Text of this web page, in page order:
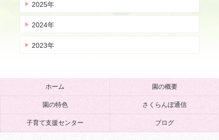
2025年
2024年
2023年
ホーム 園の概要
園の特色 さくらんぼ通信
子育て支援センター ブログ